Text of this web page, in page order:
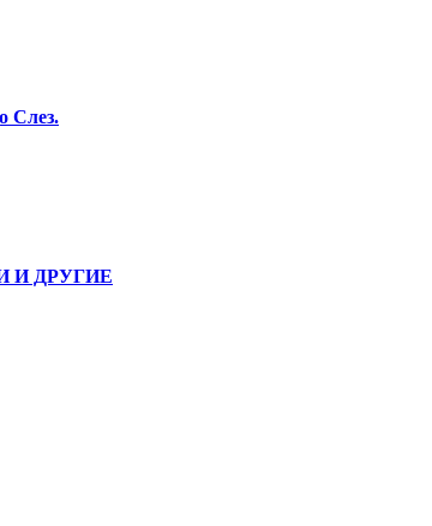
Слез.
И ДРУГИЕ